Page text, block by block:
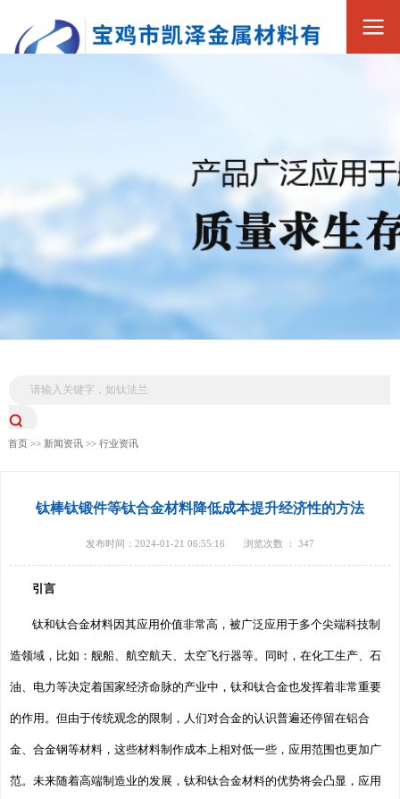
首页 >> 新闻资讯>> 行业资讯
钛棒钛锻件等钛合金材料降低成本提升经济性的方法
发布时间：2024-01-21 06:55:16 浏览次数 ： 347
引言
钛和钛合金材料因其应用价值非常高，被广泛应用于多个尖端科技制
造领域，比如：舰船、航空航天、太空飞行器等。同时，在化工生产、石
油、电力等决定着国家经济命脉的产业中，钛和钛合金也发挥着非常重要
的作用。但由于传统观念的限制，人们对合金的认识普遍还停留在铝合
金、合金钢等材料，这些材料制作成本上相对低一些，应用范围也更加广
范。未来随着高端制造业的发展，钛和钛合金材料的优势将会凸显，应用